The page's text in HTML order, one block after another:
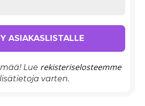
Lue rekisteriselosteemme
lisätietoja varten.